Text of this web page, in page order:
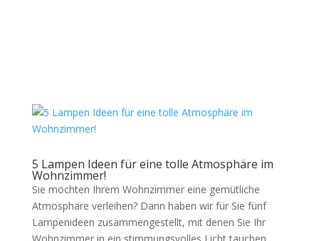
5 Lampen Ideen für eine tolle Atmosphäre im
Wohnzimmer!
Sie möchten Ihrem Wohnzimmer eine gemütliche
Atmosphäre verleihen? Dann haben wir für Sie fünf
Lampenideen zusammengestellt, mit denen Sie Ihr